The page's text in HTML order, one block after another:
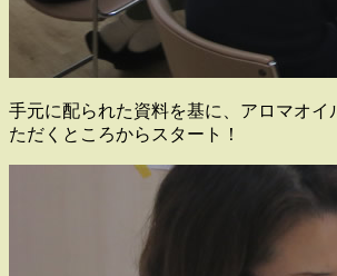
手元に配られた資料を基に、アロマオイ
ただくところからスタート！